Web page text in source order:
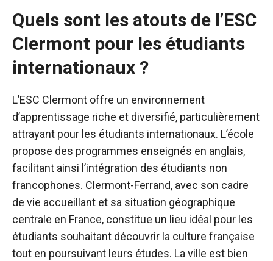
Quels sont les atouts de l’ESC
Clermont pour les étudiants
internationaux ?
L’ESC Clermont offre un environnement
d’apprentissage riche et diversifié, particulièrement
attrayant pour les étudiants internationaux. L’école
propose des programmes enseignés en anglais,
facilitant ainsi l’intégration des étudiants non
francophones. Clermont-Ferrand, avec son cadre
de vie accueillant et sa situation géographique
centrale en France, constitue un lieu idéal pour les
étudiants souhaitant découvrir la culture française
tout en poursuivant leurs études. La ville est bien